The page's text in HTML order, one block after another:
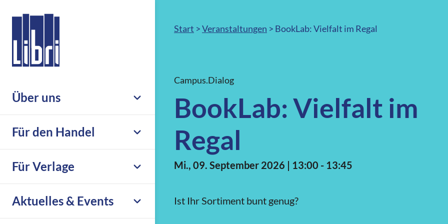
Über uns
Unternehmen
Nachhaltigkeit & Compliance
Leseförderung
Für den Handel
Leistungsübersicht
Großhandel
eCommerce
Für Verlage
Übersicht
Print
Aktuelles & Events
Start >Veranstaltungen > BookLab: Vielfalt im Regal
Campus.Dialog
BookLab: Vielfalt im
Regal
Mi., 09. September 2026 | 13:00 - 13:45
Ist Ihr Sortiment bunt genug?